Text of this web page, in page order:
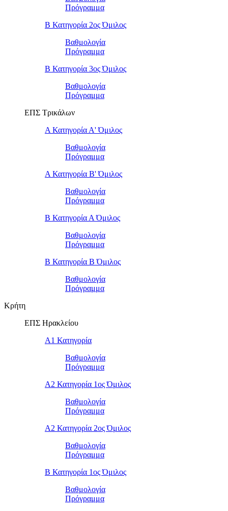
Πρόγραμμα
Β Κατηγορία 2ος Όμιλος
Βαθμολογία
Πρόγραμμα
Β Κατηγορία 3ος Όμιλος
Βαθμολογία
Πρόγραμμα
ΕΠΣ Τρικάλων
Α Κατηγορία Α' Όμιλος
Βαθμολογία
Πρόγραμμα
Α Κατηγορία Β' Όμιλος
Βαθμολογία
Πρόγραμμα
Β Κατηγορία Α Όμιλος
Βαθμολογία
Πρόγραμμα
Β Κατηγορία Β Όμιλος
Βαθμολογία
Πρόγραμμα
Κρήτη
ΕΠΣ Ηρακλείου
Α1 Κατηγορία
Βαθμολογία
Πρόγραμμα
Α2 Κατηγορία 1ος Όμιλος
Βαθμολογία
Πρόγραμμα
Α2 Κατηγορία 2ος Όμιλος
Βαθμολογία
Πρόγραμμα
Β Κατηγορία 1ος Όμιλος
Βαθμολογία
Πρόγραμμα